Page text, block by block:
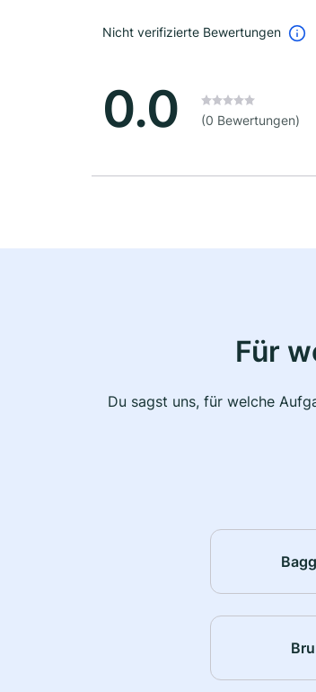
Nicht verifizierte Bewertungen
0.0 (0 Bewertungen)
Für
Du sagst uns, für welche